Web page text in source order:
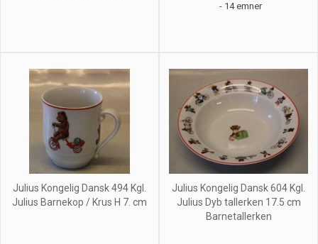
- 14 emner
Julius Kongelig Dansk 494 Kgl.
Julius Barnekop / Krus H 7. cm
Julius Kongelig Dansk 604 Kgl.
Julius Dyb tallerken 17.5 cm
Barnetallerken